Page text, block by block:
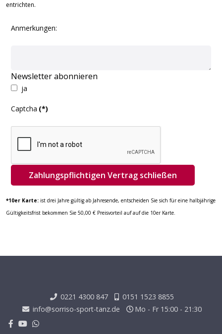
entrichten.
Anmerkungen:
Newsletter abonnieren
ja
Captcha (*)
Zahlungspflichtigen Vertrag schließen
*10er Karte: ist drei Jahre gültig ab Jahresende, entscheiden Sie sich für eine halbjährige
Gültigkeitsfrist bekommen Sie 50,00 € Preisvorteil auf auf die 10er Karte.
0221 4300 847
0151 1523 8855
info@sorriso-sport-tanz.de
Mo - Fr 15:00 - 21:30